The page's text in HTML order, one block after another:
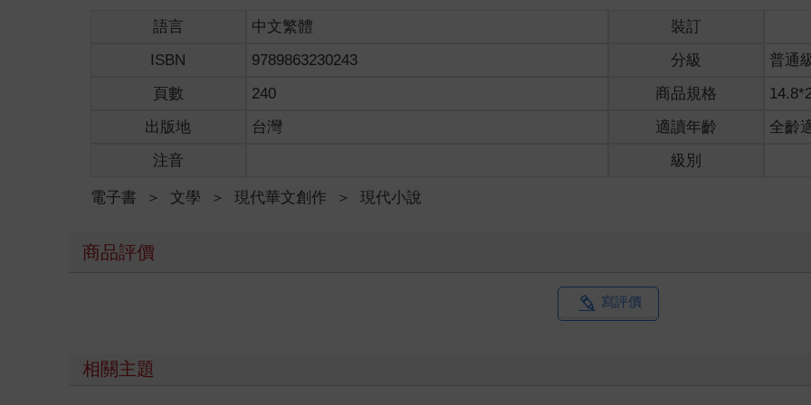
語言 中文繁體
裝訂
ISBN
9789863230243 分級
普通
頁數
240 商品規格
出版地
台灣 適讀年齡
全齡
注音
級別
電子書 ＞ 文學 ＞ 現代華文創作 ＞ 現代小說
商品評價
寫評價
相關主題